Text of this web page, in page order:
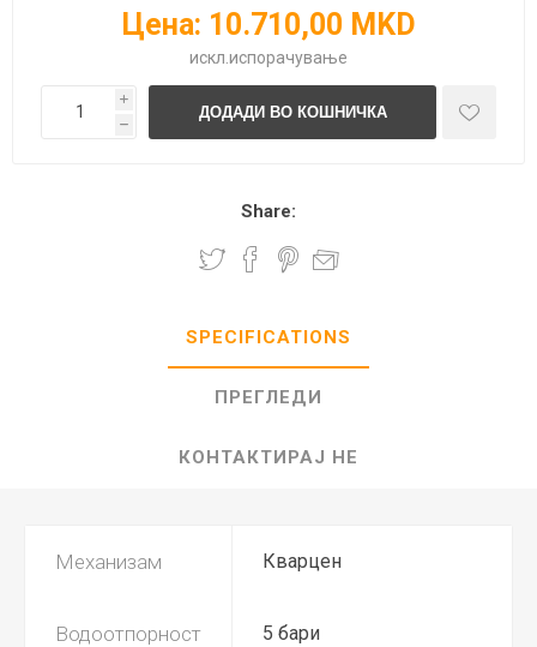
Цена: 10.710,00 MKD
искл. испорачување
i
h
Share:
SPECIFICATIONS
ПРЕГЛЕДИ
КОНТАКТИРАЈ НЕ
Механизам Кварцен
Водоотпорност 5 бари